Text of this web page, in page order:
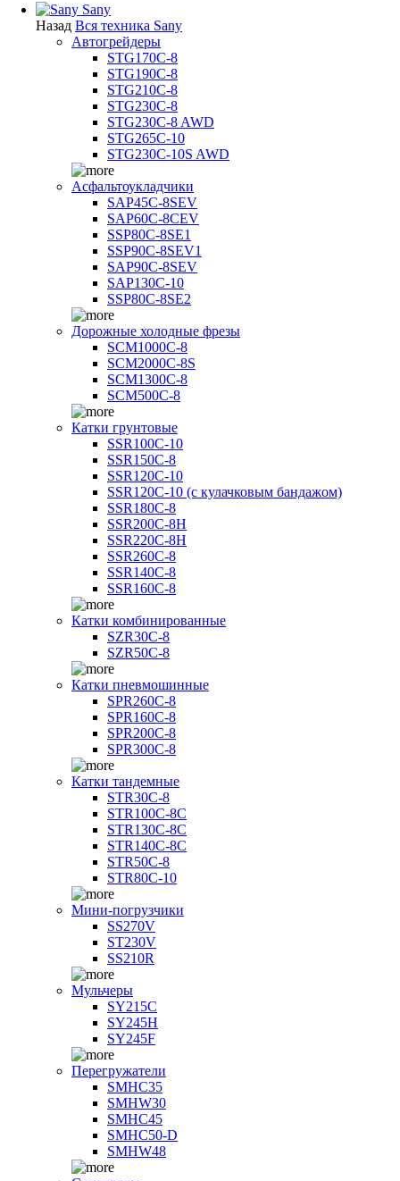
Sany
Назад Вся техника Sany
Автогрейдеры
STG170C-8
STG190C-8
STG210C-8
STG230C-8
STG230C-8 AWD
STG265C-10
STG230C-10S AWD
Асфальтоукладчики
SAP45С-8SEV
SAP60C-8CEV
SSP80C-8SE1
SSP90C-8SEV1
SAP90C-8SEV
SAP130C-10
SSP80C-8SE2
Дорожные холодные фрезы
SCM1000C-8
SCM2000C-8S
SCM1300C-8
SCM500C-8
Катки грунтовые
SSR100C-10
SSR150C-8
SSR120C-10
SSR120C-10 (с кулачковым бандажом)
SSR180C-8
SSR200C-8H
SSR220C-8H
SSR260C-8
SSR140C-8
SSR160C-8
Катки комбинированные
SZR30C-8
SZR50C-8
Катки пневмошинные
SPR260C-8
SPR160C-8
SPR200C-8
SPR300C-8
Катки тандемные
STR30C-8
STR100C-8С
STR130C-8С
STR140C-8С
STR50C-8
STR80C-10
Мини-погрузчики
SS270V
ST230V
SS210R
Мульчеры
SY215C
SY245H
SY245F
Перегружатели
SMHC35
SMHW30
SMHC45
SMHC50-D
SMHW48